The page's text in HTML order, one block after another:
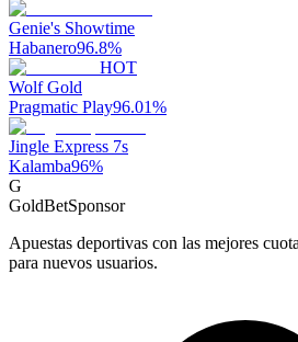
Genie's Showtime
Habanero96.8%
HOT
Wolf Gold
Pragmatic Play96.01%
Jingle Express 7s
Kalamba96%
G
GoldBetSponsor
Apuestas deportivas con las mejores
para nuevos usuarios.